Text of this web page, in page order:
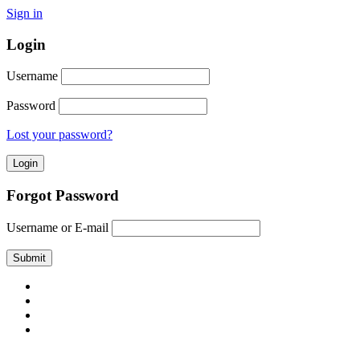
Sign in
Login
Username
Password
Lost your password?
Forgot Password
Username or E-mail